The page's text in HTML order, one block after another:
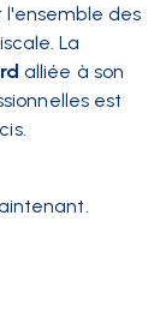
des
La
alliée à son
est